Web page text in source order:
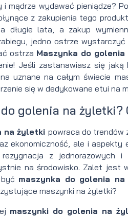
mądrze wydawać pieniądze?
z zakupienia tego
długie lata, a zakup
jedno ostrze
ostrza Maszynka do
Jeśli zastanawiasz się
uznane na całym świecie
się w dedykowane etui na
golenia na
na żyletki powraca do trendów
ekonomiczność, ale i aspekty
z jednorazowych
na środowisko. Zalet
maszynka do golenia
maszynki na żyletki?
maszynki do golenia na